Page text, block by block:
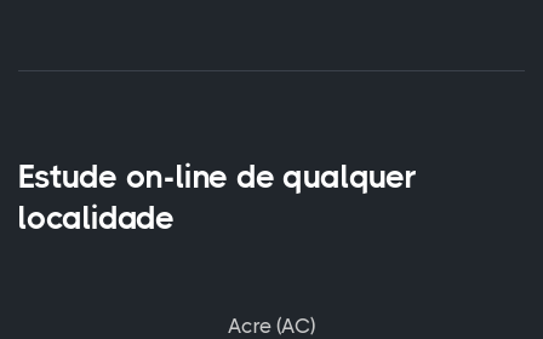
Estude on-line de qualquer
localidade
Acre (AC)